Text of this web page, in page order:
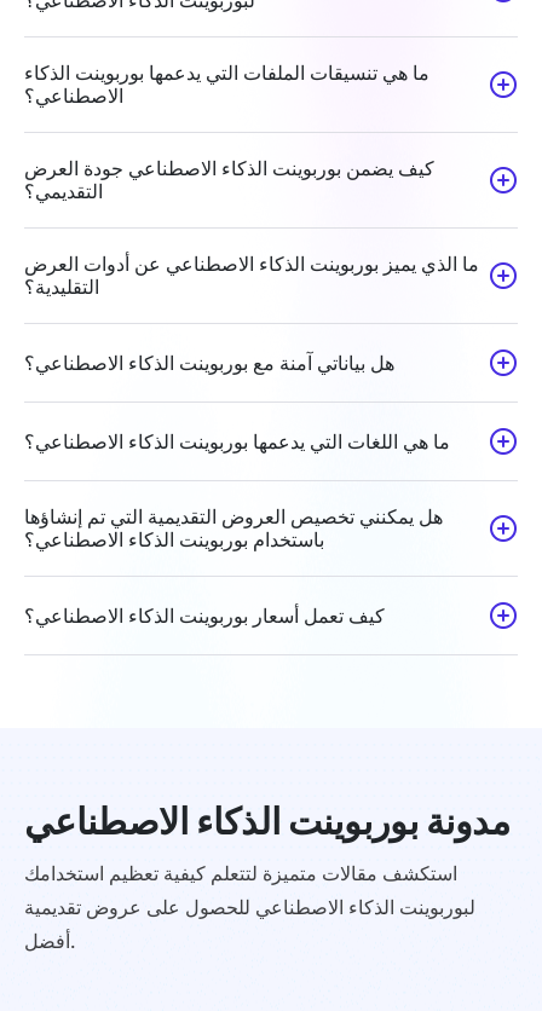
ما هي تنسيقات الملفات التي يدعمها بوربوينت الذكاء
الاصطناعي؟
كيف يضمن بوربوينت الذكاء الاصطناعي جودة العرض
التقديمي؟
ما الذي يميز بوربوينت الذكاء الاصطناعي عن أدوات العرض
التقليدية؟
هل بياناتي آمنة مع بوربوينت الذكاء الاصطناعي؟
ما هي اللغات التي يدعمها بوربوينت الذكاء الاصطناعي؟
هل يمكنني تخصيص العروض التقديمية التي تم إنشاؤها
باستخدام بوربوينت الذكاء الاصطناعي؟
كيف تعمل أسعار بوربوينت الذكاء الاصطناعي؟
مدونة بوربوينت الذكاء الاصطناعي
استكشف مقالات متميزة لتتعلم كيفية تعظيم استخدامك
لبوربوينت الذكاء الاصطناعي للحصول على عروض تقديمية
أفضل.